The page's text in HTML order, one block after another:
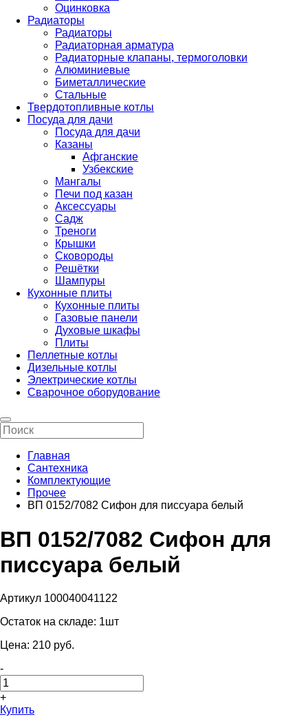
Оцинковка
Радиаторы
Радиаторы
Радиаторная арматура
Радиаторные клапаны, термоголовки
Алюминиевые
Биметаллические
Стальные
Твердотопливные котлы
Посуда для дачи
Посуда для дачи
Казаны
Афганские
Узбекские
Мангалы
Печи под казан
Аксессуары
Садж
Треноги
Крышки
Сковороды
Решётки
Шампуры
Кухонные плиты
Кухонные плиты
Газовые панели
Духовые шкафы
Плиты
Пеллетные котлы
Дизельные котлы
Электрические котлы
Сварочное оборудование
Главная
Сантехника
Комплектующие
Прочее
ВП 0152/7082 Сифон для писсуара белый
ВП 0152/7082 Сифон для
писсуара белый
Артикул 100040041122
Остаток на складе: 1шт
Цена: 210 pуб.
-
+
Купить